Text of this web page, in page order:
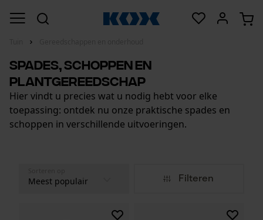
Spades, schoppen en
plantgereedschap
Hier vindt u precies wat u nodig hebt voor elke
toepassing: ontdek nu onze praktische spades en
schoppen in verschillende uitvoeringen.
Filteren